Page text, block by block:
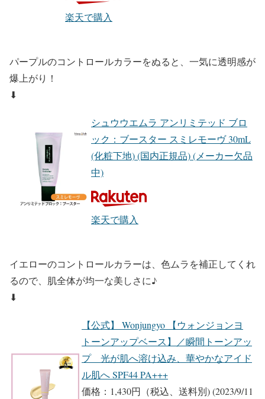
楽天で購入
パープルのコントロールカラーをぬると、一気に透明感が
爆上がり！
⬇︎
シュウウエムラ アンリミテッド ブロ
ック：ブースター スミレモーヴ 30mL
(化粧下地) (国内正規品) (メーカー欠品
中)
楽天で購入
イエローのコントロールカラーは、色ムラを補正してくれ
るので、肌全体が均一な美しさに♪
⬇︎
【公式】 Wonjungyo 【ウォンジョンヨ
トーンアップベース】／瞬間トーンアッ
プ 光が肌へ溶け込み、華やかなアイド
ル肌へ SPF44 PA+++
価格：1,430円（税込、送料別)(2023/9/11